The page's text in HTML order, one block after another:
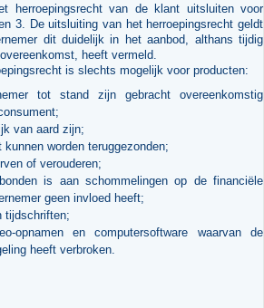
herroepingsrecht van de klant uitsluiten voor
3. De uitsluiting van het herroepingsrecht geldt
dit duidelijk in het aanbod, althans tijdig
heeft vermeld.
is slechts mogelijk voor producten:
tot stand zijn gebracht overeenkomstig
van aard zijn;
worden teruggezonden;
of verouderen;
is aan schommelingen op de financiële
geen invloed heeft;
tijdschriften;
opnamen en computersoftware waarvan de
heeft verbroken.